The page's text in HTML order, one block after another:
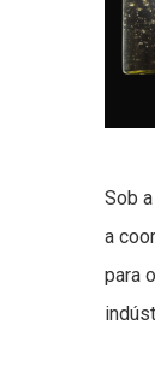
Sob
a
para